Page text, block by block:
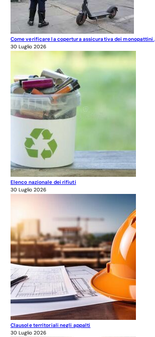
Come verificare la copertura assicurativa dei monopattini.
30 Luglio 2026
Elenco nazionale dei rifiuti
30 Luglio 2026
Clausole territoriali negli appalti
30 Luglio 2026